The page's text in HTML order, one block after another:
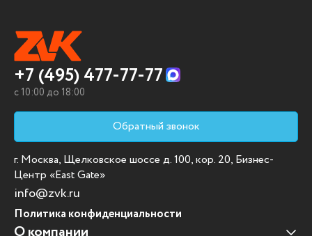
+7 (495) 477-77-77
c 10:00 до 18:00
Обратный звонок
г. Москва, Щелковское шоссе д. 100, кор. 20, Бизнес-
Центр «East Gate»
info@zvk.ru
Политика конфиденциальности
О компании